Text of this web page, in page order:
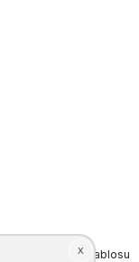
Beden Tablosu